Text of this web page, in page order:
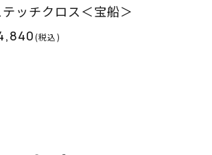
テッチクロス＜宝船＞
(税込)